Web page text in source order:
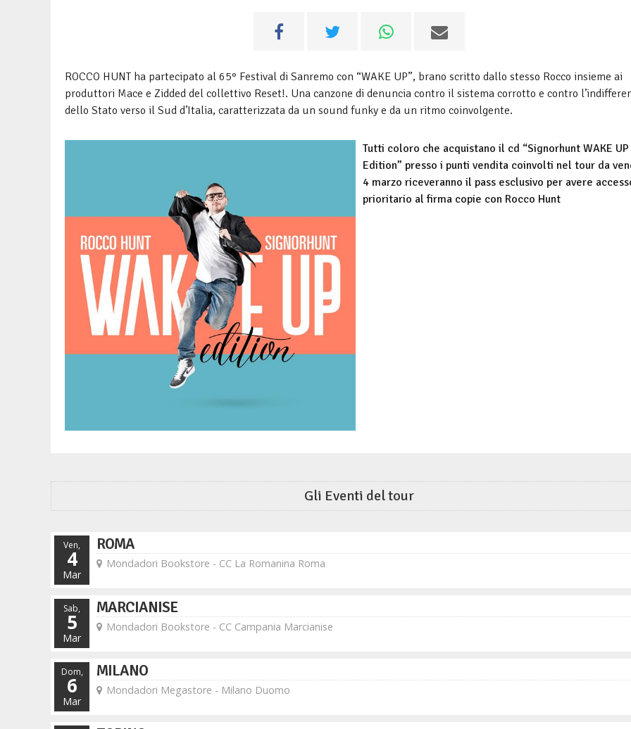
ROCCO HUNT ha partecipato al 65° Festival di Sanremo con “WAKE UP”, brano scritto dallo stesso Rocco insieme ai
produttori Mace e Zidded del collettivo Reset!. Una canzone di denuncia contro il sistema corrotto e contro
dello Stato verso il Sud d’Italia, caratterizzata da un sound funky e da un ritmo coinvolgente.
Tutti coloro che acquistano il cd “Signorhunt WAKE UP
Edition” presso i punti vendita coinvolti nel tour da
4 marzo riceveranno il pass esclusivo per avere
prioritario al firma copie con Rocco Hunt
Gli Eventi del tour
Ven,
4
Mar
ROMA
Mondadori Bookstore - CC La Romanina Roma
Sab,
5
Mar
MARCIANISE
Mondadori Bookstore - CC Campania Marcianise
Dom,
6
Mar
MILANO
Mondadori Megastore - Milano Duomo